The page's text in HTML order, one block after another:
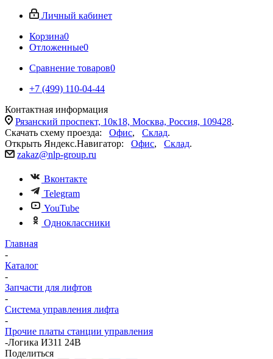
Личный кабинет
Корзина0
Отложенные0
Сравнение товаров0
+7 (499) 110-04-44
Контактная информация
Рязанский проспект, 10к18, Москва, Россия, 109428.
Скачать схему проезда: Офис, Склад.
Открыть Яндекс.Навигатор: Офис, Склад.
zakaz@nlp-group.ru
Вконтакте
Telegram
YouTube
Одноклассники
Главная
-
Каталог
-
Запчасти для лифтов
-
Система управления лифта
-
Прочие платы станции управления
-Логика И311 24В
Поделиться